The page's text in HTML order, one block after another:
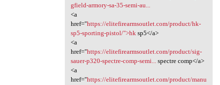
gfield-armory-sa-35-semi-au...
<a
href="https://elitefirearmsoutlet.com/product/hk-
sp5-sporting-pistol/">hk sp5</a>
<a
href="https://elitefirearmsoutlet.com/product/sig-
sauer-p320-spectre-comp-semi...
spectre comp</a>
<a
href="https://elitefirearmsoutlet.com/product/manu